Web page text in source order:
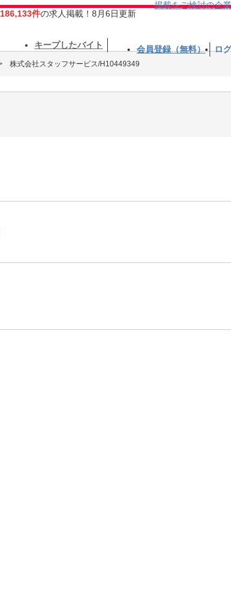
186,133件の求人掲載！8月6日更新
掲載をご検討の企
キープしたバイト 会員登録（無料） ロ
株式会社スタッフサービス/H10449349